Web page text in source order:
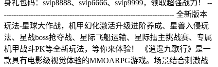
身礼包码：svip8888、svip6666、svip9999，领取超强战力！ --
---------------------------------------------------------------------- 全新版本
玩法-星球大作战，机甲幻化激活升级进阶养成、星兽入侵玩
法、星战boss抢夺战、星际飞船运输、星际擂主挑战赛、专属
机甲战斗PK等全新玩法，等你来体验！ 《逍遥九歌行》是一
款具有电影级视觉体验的MMOARPG游戏。场景结合刺激战